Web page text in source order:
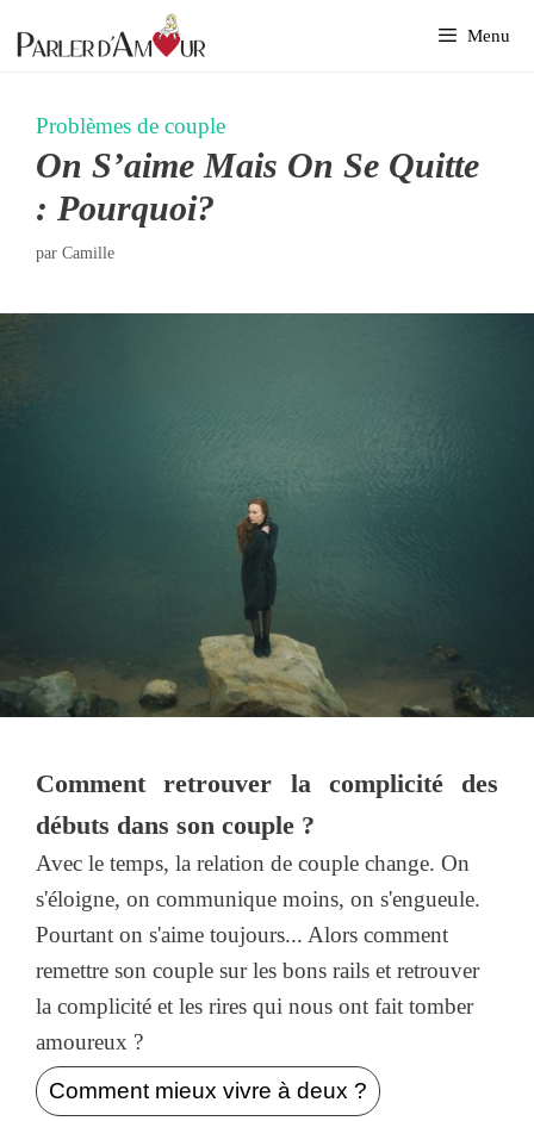
au
Menu
Problèmes de couple
On S’aime Mais On Se Quitte
: Pourquoi?
par Camille
Comment retrouver la complicité des
débuts dans son couple ?
Avec le temps, la relation de couple change. On
s'éloigne, on communique moins, on s'engueule.
Pourtant on s'aime toujours... Alors comment
remettre son couple sur les bons rails et retrouver
la complicité et les rires qui nous ont fait tomber
amoureux ?
Comment mieux vivre à deux ?